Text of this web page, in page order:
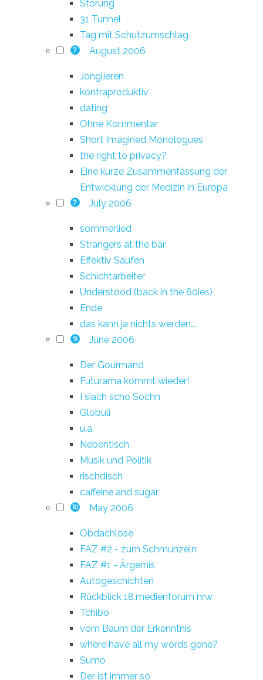
Störung
31 Tunnel
Tag mit Schutzumschlag
7 August 2006
Jonglieren
kontraproduktiv
dating
Ohne Kommentar
Short Imagined Monologues
the right to privacy?
Eine kurze Zusammenfassung der
Entwicklung der Medizin in Europa
7 July 2006
sommerlied
Strangers at the bar
Effektiv Saufen
Schichtarbeiter
Understood (back in the 60ies)
Ende
das kann ja nichts werden...
9 June 2006
Der Gourmand
Futurama kommt wieder!
I siach scho Sochn
Globuli
u.a.
Nebentisch
Musik und Politik
rischdisch
caffeine and sugar
10 May 2006
Obdachlose
FAZ #2 - zum Schmunzeln
FAZ #1 - Ärgernis
Autogeschichten
Rückblick 18.medienforum nrw
Tchibo
vom Baum der Erkenntnis
where have all my words gone?
Sumo
Der ist immer so